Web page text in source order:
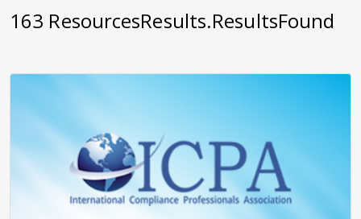
163 ResourcesResults.ResultsFound